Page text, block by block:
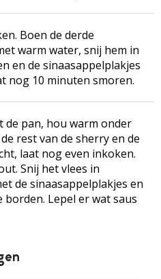
Boen de derde
warm water, snij hem in
en de sinaasappelplakjes
nog 10 minuten smoren.
de pan, hou warm onder
rest van de sherry en de
laat nog even inkoken.
Snij het vlees in
de sinaasappelplakjes en
Lepel er wat saus